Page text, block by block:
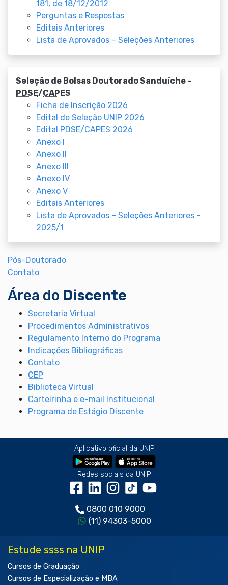
181, de 18/12/2012
Perguntas e Respostas
Editais Anteriores
Lista de Aprovados – Seleções Anteriores
Seleção de Bolsas Doutorado Sanduíche –
PDSE/CAPES
Ficha de Inscrição 2026
Edital de Seleção UNIP 2026
Edital PDSE/CAPES 2026
Anexo I
Anexo II
Anexo III
Anexo IV
Anexo V
Editais Anteriores
Lista de Aprovados – Seleções Anteriores -
2025/1
Pós-Doutorado
Contato
Área do Discente
Secretaria Virtual
Procedimentos Administrativos
Regulamento Interno do Programa
Indicações Bibliográficas
Contato
CEP
Biblioteca Virtual
Carteirinha e e-mail Institucional
Programa de Estágio Discente
Aplicativo oficial da UNIP
Redes sociais da UNIP
0800 010 9000
(11) 94303-5000
Estude ssss na UNIP
Cursos de Graduação
Cursos de Especialização e MBA